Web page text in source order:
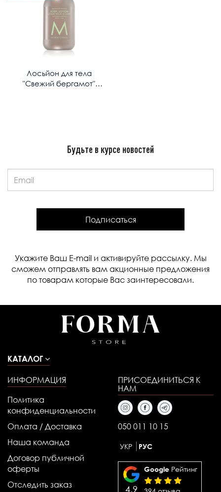
Лосьйон для тела
"Свежий бергамот"
Будьте в курсе новостей
Подписаться
Укажите Ваш E-mail и активируйте рассылку. Мы
сможем отправлять вам акционные предложения
по товарам которые Вас заинтересовали.
КАТАЛОГ
ИНФОРМАЦИЯ
Политика
конфиденциальности
Оплата / Доставка
Наша команда
Договор публичной
оферты
Отследить заказ
ПРИСОЕДИНИТЬСЯ К
НАМ
050 011 10 15
УКР РУС
4.9
Google Рейтинг